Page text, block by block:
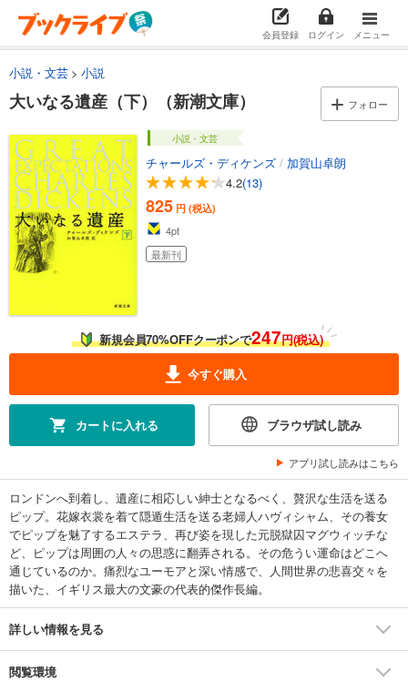
会員登録 ログイン メニュー
小説・文芸 小説
大いなる遺産（下）（新潮文庫） フォロー
小説・文芸
チャールズ・ディケンズ / 加賀山卓朗
4.2(13)
825 円 (税込)
4pt
最新刊
新規会員70%OFFクーポンで247円(税込)
今すぐ購入
カートに入れる ブラウザ試し読み
アプリ試し読みはこちら
ロンドンへ到着し、遺産に相応しい紳士となるべく、贅沢な生活を送る
ピップ。花嫁衣裳を着て隠遁生活を送る老婦人ハヴィシャム、その養女
でピップを魅了するエステラ、再び姿を現した元脱獄囚マグウィッチな
ど、ピップは周囲の人々の思惑に翻弄される。その危うい運命はどこへ
通じているのか。痛烈なユーモアと深い情感で、人間世界の悲喜交々を
描いた、イギリス最大の文豪の代表的傑作長編。
詳しい情報を見る
閲覧環境